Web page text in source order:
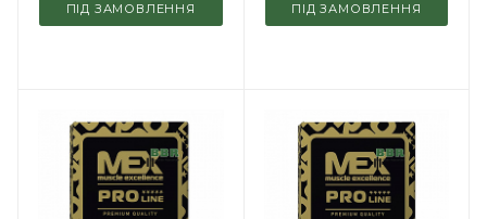
ПІД ЗАМОВЛЕННЯ ПІД ЗАМОВЛЕННЯ